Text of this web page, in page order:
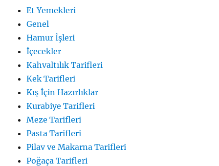
Et Yemekleri
Genel
Hamur İşleri
İçecekler
Kahvaltılık Tarifleri
Kek Tarifleri
Kış İçin Hazırlıklar
Kurabiye Tarifleri
Meze Tarifleri
Pasta Tarifleri
Pilav ve Makarna Tarifleri
Poğaça Tarifleri